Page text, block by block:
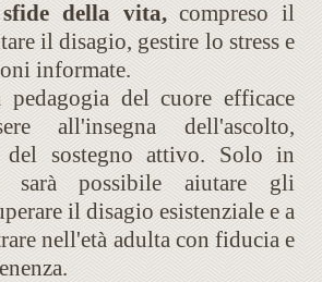
della vita,compreso il
il disagio, gestire lo stress e
informate.
del cuore efficace
all'insegna dell'ascolto,
del sostegno attivo. Solo in
sarà possibile aiutare gli
il disagio esistenziale e a
nell'età adulta con fiducia e